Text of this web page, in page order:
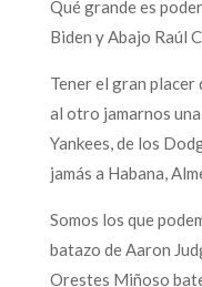
Qué grande es
Biden y Abajo Raúl
Tener el gran
al otro jamarnos
Yankees, de los
jamás a Habana,
Somos los que
batazo de Aaron
Orestes Miñoso